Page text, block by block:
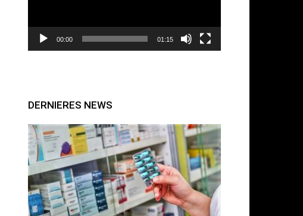
00:00 01:15
DERNIERES NEWS